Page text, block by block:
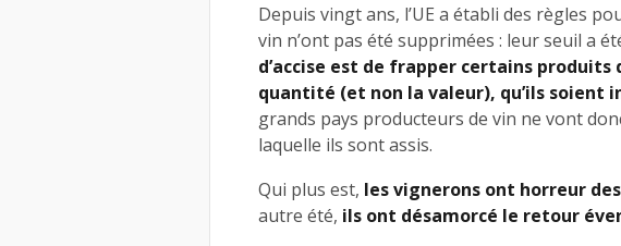
Depuis vingt ans, l’UE a établi des règles
vin n’ont pas été supprimées : leur seuil a
d’accise est de frapper certains produits
quantité (et non la valeur), qu’ils soient
grands pays producteurs de vin ne vont
laquelle ils sont assis.
Qui plus est, les vignerons ont horreur
autre été, ils ont désamorcé le retour